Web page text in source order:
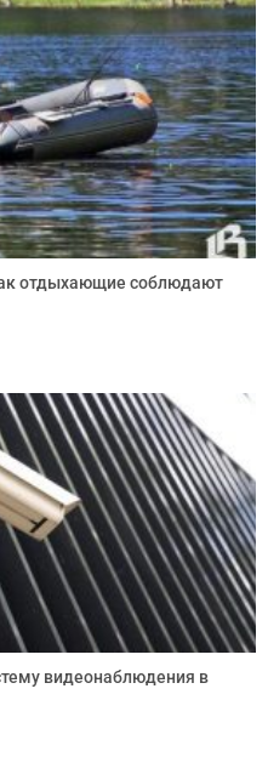
отдыхающие соблюдают
видеонаблюдения в